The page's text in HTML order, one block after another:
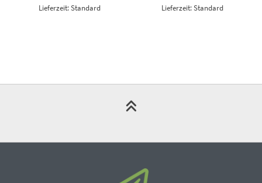
Lieferzeit:Standard
Lieferzeit: Standard